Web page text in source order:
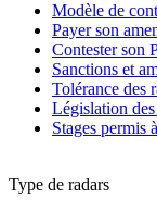
Modèle de
Payer son
Contester son
Sanctions et
Tolérance des
Législation des
Stages permis
Type de radars